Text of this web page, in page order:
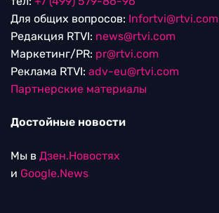
Для общих вопросов: Infortvi@rtvi.com
Редакция RTVI: news@rtvi.com
Маркетинг/PR: pr@rtvi.com
Реклама RTVI: adv-eu@rtvi.com
Партнерские материалы
Достойные новости
Мы в Дзен.Новостях
и Google.News